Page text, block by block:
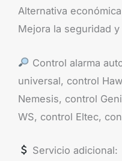
Alternativa económica
Mejora la seguridad
Control alarma
universal, control
Nemesis, control
WS, control Eltec,
Servicio adicional: